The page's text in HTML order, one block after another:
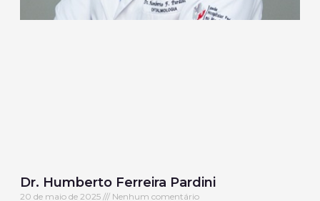
Dr. Humberto Ferreira Pardini
20 de maio de 2025 Nenhum comentário